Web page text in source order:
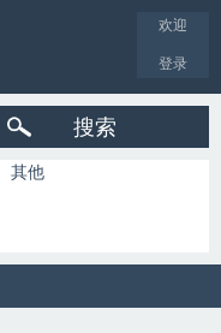
欢迎
登录
搜索
其他